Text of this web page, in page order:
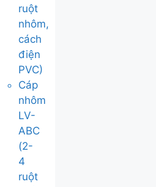
ruột
nhôm,
cách
điện
PVC)
Cáp
nhôm
LV-
ABC
(2-
4
ruột